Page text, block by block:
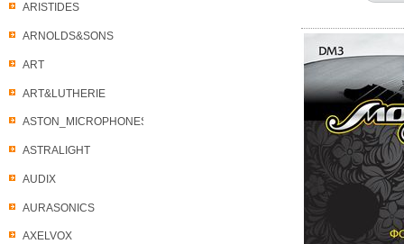
ARISTIDES
ARNOLDS&SONS
ART
ART&LUTHERIE
ASTON_MICROPHONES
ASTRALIGHT
AUDIX
AURASONICS
AXELVOX